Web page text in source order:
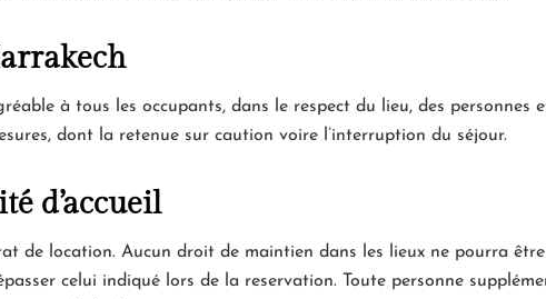
à tous les occupants, dans le respect du lieu, des
dont la retenue sur caution voire l’interruption du séjour.
d’accueil
de location. Aucun droit de maintien dans les lieux ne pourra
celui indiqué lors de la reservation. Toute personne